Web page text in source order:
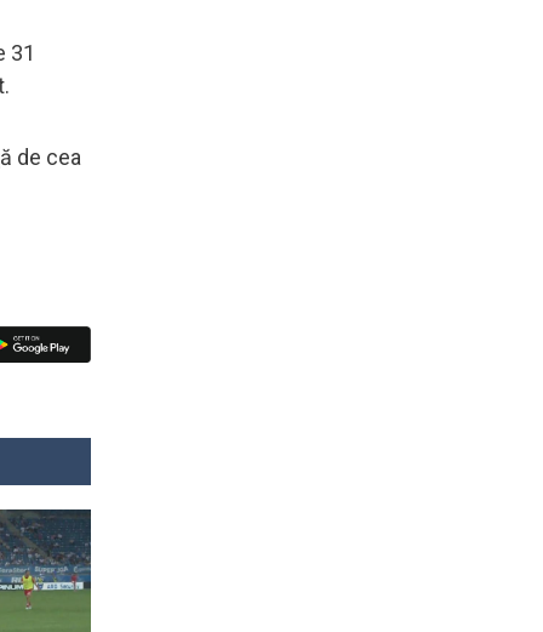
31
de cea